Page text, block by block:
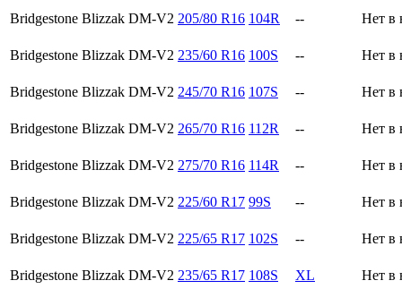
Bridgestone Blizzak DM-V2 205/80 R16 104R -- Нет в
Bridgestone Blizzak DM-V2 235/60 R16 100S -- Нет в
Bridgestone Blizzak DM-V2 245/70 R16 107S -- Нет в
Bridgestone Blizzak DM-V2 265/70 R16 112R -- Нет в
Bridgestone Blizzak DM-V2 275/70 R16 114R -- Нет в
Bridgestone Blizzak DM-V2 225/60 R17 99S -- Нет в
Bridgestone Blizzak DM-V2 225/65 R17 102S -- Нет в
Bridgestone Blizzak DM-V2 235/65 R17 108S XL Нет в